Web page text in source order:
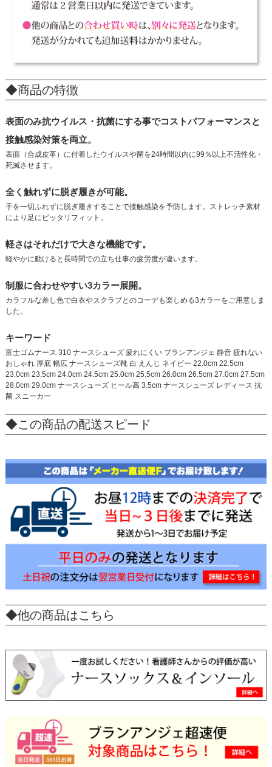
◆商品の特徴
表面のみ抗ウイルス・抗菌にする事でコストパフォーマンスと
接触感染対策を両立。
表面（合成皮革）に付着したウイルスや菌を24時間以内に99％以上不活性化・
死滅させます。
全く触れずに脱ぎ履きが可能。
手を一切ふれずに脱ぎ履きすることで接触感染を予防します。ストレッチ素材
により足にピッタリフィット。
軽さはそれだけで大きな機能です。
軽やかに動けると長時間での立ち仕事の疲労度が違います。
制服に合わせやすい3カラー展開。
カラフルな差し色で白衣やスクラブとのコーデも楽しめる3カラーをご用意しま
した。
キーワード
富士ゴムナース 310 ナースシューズ 疲れにくい ブランアンジェ 静音 疲れない
おしゃれ 厚底 幅広 ナースシューズ靴 白 えんじ ネイビー 22.0cm 22.5cm
23.0cm 23.5cm 24.0cm 24.5cm 25.0cm 25.5cm 26.0cm 26.5cm 27.0cm 27.5cm
28.0cm 29.0cm ナースシューズ ヒール高 3.5cm ナースシューズ レディース 抗
菌 スニーカー
◆この商品の配送スピード
◆他の商品はこちら